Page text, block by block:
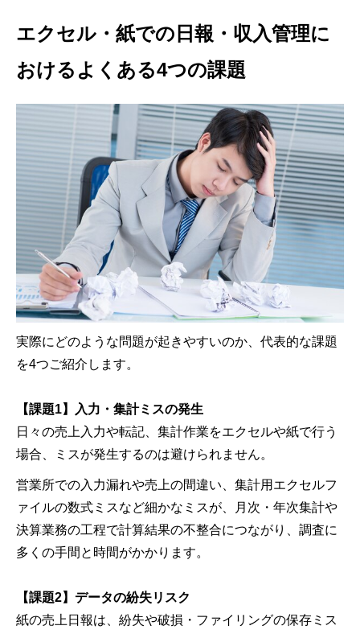
エクセル・紙での日報・収入管理に
おけるよくある4つの課題
実際にどのような問題が起きやすいのか、代表的な課題
を4つご紹介します。
【課題1】入力・集計ミスの発生
日々の売上入力や転記、集計作業をエクセルや紙で行う
場合、ミスが発生するのは避けられません。
営業所での入力漏れや売上の間違い、集計用エクセルフ
ァイルの数式ミスなど細かなミスが、月次・年次集計や
決算業務の工程で計算結果の不整合につながり、調査に
多くの手間と時間がかかります。
【課題2】データの紛失リスク
紙の売上日報は、紛失や破損・ファイリングの保存ミス